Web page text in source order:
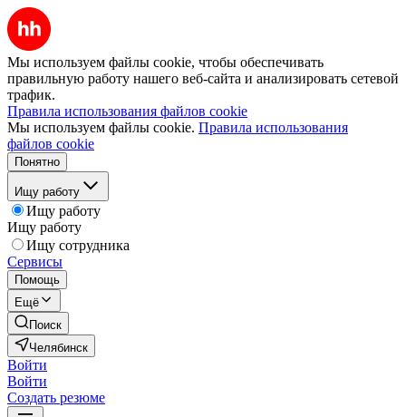
Мы используем файлы cookie, чтобы обеспечивать
правильную работу нашего веб-сайта и анализировать сетевой
трафик.
Правила использования файлов cookie
Мы используем файлы cookie. Правила использования
файлов cookie
Понятно
Ищу работу
Ищу работу
Ищу работу
Ищу сотрудника
Сервисы
Помощь
Ещё
Поиск
Челябинск
Войти
Войти
Создать резюме